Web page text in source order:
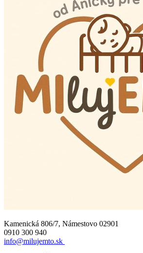
Kamenická 806/7, Námestovo 02901
0910 300 940
info@milujemto.sk